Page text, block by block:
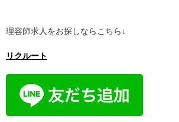
理容師求人をお探しならこちら↓
リクルート